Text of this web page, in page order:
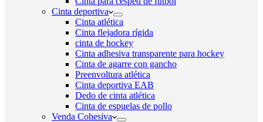
Cinta deportiva
Cinta atlética
Cinta flejadora rígida
cinta de hockey
Cinta adhesiva transparente para hockey
Cinta de agarre con gancho
Preenvoltura atlética
Cinta deportiva EAB
Dedo de cinta atlética
Cinta de espuelas de pollo
Venda Cohesiva